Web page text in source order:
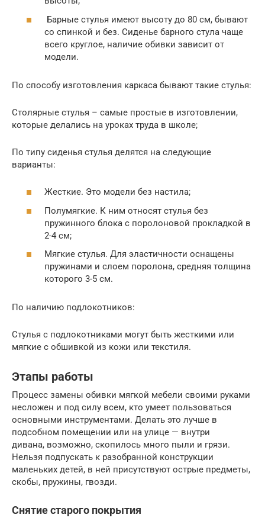
Барные стулья имеют высоту до 80 см, бывают
со спинкой и без. Сиденье барного стула чаще
всего круглое, наличие обивки зависит от
модели.
По способу изготовления каркаса бывают такие стулья:
Столярные стулья – самые простые в изготовлении,
которые делались на уроках труда в школе;
По типу сиденья стулья делятся на следующие
варианты:
Жесткие. Это модели без настила;
Полумягкие. К ним относят стулья без
пружинного блока с поролоновой прокладкой в
2-4 см;
Мягкие стулья. Для эластичности оснащены
пружинами и слоем поролона, средняя толщина
которого 3-5 см.
По наличию подлокотников:
Стулья с подлокотниками могут быть жесткими или
мягкие с обшивкой из кожи или текстиля.
Этапы работы
Процесс замены обивки мягкой мебели своими руками
несложен и под силу всем, кто умеет пользоваться
основными инструментами. Делать это лучше в
подсобном помещении или на улице — внутри
дивана, возможно, скопилось много пыли и грязи.
Нельзя подпускать к разобранной конструкции
маленьких детей, в ней присутствуют острые предметы,
скобы, пружины, гвозди.
Снятие старого покрытия